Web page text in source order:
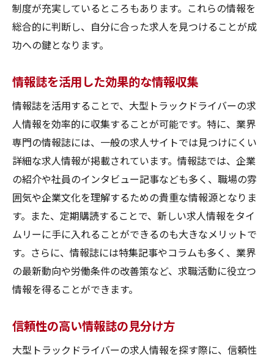
制度が充実しているところもあります。これらの情報を
総合的に判断し、自分に合った求人を見つけることが成
功への鍵となります。
情報誌を活用した効果的な情報収集
情報誌を活用することで、大型トラックドライバーの求
人情報を効率的に収集することが可能です。特に、業界
専門の情報誌には、一般の求人サイトでは見つけにくい
詳細な求人情報が掲載されています。情報誌では、企業
の紹介や社員のインタビュー記事なども多く、職場の雰
囲気や企業文化を理解するための貴重な情報源となりま
す。また、定期購読することで、新しい求人情報をタイ
ムリーに手に入れることができるのも大きなメリットで
す。さらに、情報誌には特集記事やコラムも多く、業界
の最新動向や労働条件の改善策など、求職活動に役立つ
情報を得ることができます。
信頼性の高い情報誌の見分け方
大型トラックドライバーの求人情報を探す際に、信頼性